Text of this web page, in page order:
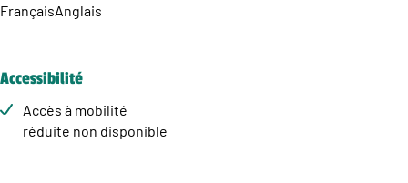
FrançaisAnglais
Accessibilité
Accès à mobilité
réduite non disponible